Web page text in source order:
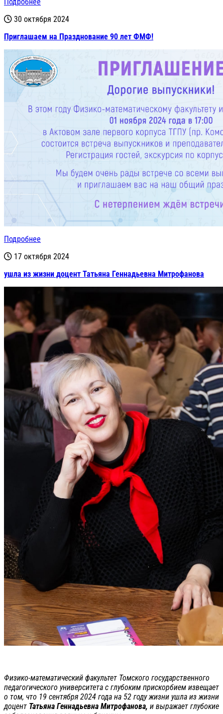
30 октября 2024
Приглашаем на Празднование 90 лет ФМФ!
Подробнее
17 октября 2024
ушла из жизни доцент Татьяна Геннадьевна Митрофанова
Физико-математический факультет Томского государственного
педагогического университета с глубоким прискорбием извещает
о том, что 19 сентября 2024 года на 52 году жизни ушла из жизни
доцент Татьяна Геннадьевна Митрофанова, и выражает глубокие